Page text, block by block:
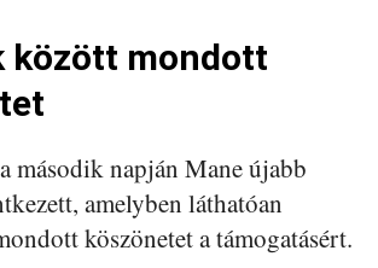
között mondott
második napján Mane újabb
amelyben láthatóan
köszönetet a támogatásért.